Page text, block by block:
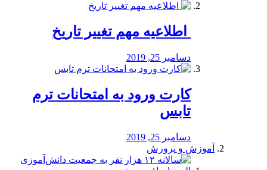
️ اطلاعیه مهم تغییر تاریخ
دسامبر 25, 2019
کارت ورود به امتحانات ترم
تابس
دسامبر 25, 2019
آموزش و پرورش